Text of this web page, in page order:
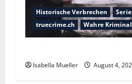
Historische Verbrechen
truecrime.ch
Wahre
Isabella Mueller August 4,